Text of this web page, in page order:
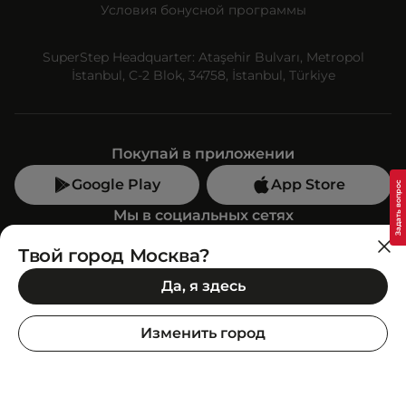
Условия бонусной программы
SuperStep Headquarter: Ataşehir Bulvarı, Metropol
İstanbul, C-2 Blok, 34758, İstanbul, Türkiye
Покупай в приложении
Google Play
App Store
Мы в социальных сетях
Позвони нам
+7 (499) 350-55-33
C 10:00 до 19:00
SuperStep-бот
Твой город Москва?
Да, я здесь
Изменить город